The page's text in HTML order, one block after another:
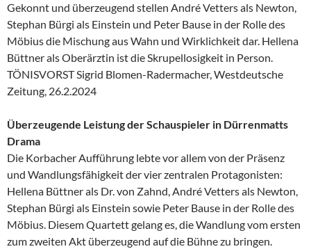
Gekonnt und überzeugend stellen André Vetters als Newton,
Stephan Bürgi als Einstein und Peter Bause in der Rolle des
Möbius die Mischung aus Wahn und Wirklichkeit dar. Hellena
Büttner als Oberärztin ist die Skrupellosigkeit in Person.
TÖNISVORST Sigrid Blomen-Radermacher, Westdeutsche
Zeitung, 26.2.2024
Überzeugende Leistung der Schauspieler in Dürrenmatts
Drama
Die Korbacher Aufführung lebte vor allem von der Präsenz
und Wandlungsfähigkeit der vier zentralen Protagonisten:
Hellena Büttner als Dr. von Zahnd, André Vetters als Newton,
Stephan Bürgi als Einstein sowie Peter Bause in der Rolle des
Möbius. Diesem Quartett gelang es, die Wandlung vom ersten
zum zweiten Akt überzeugend auf die Bühne zu bringen.